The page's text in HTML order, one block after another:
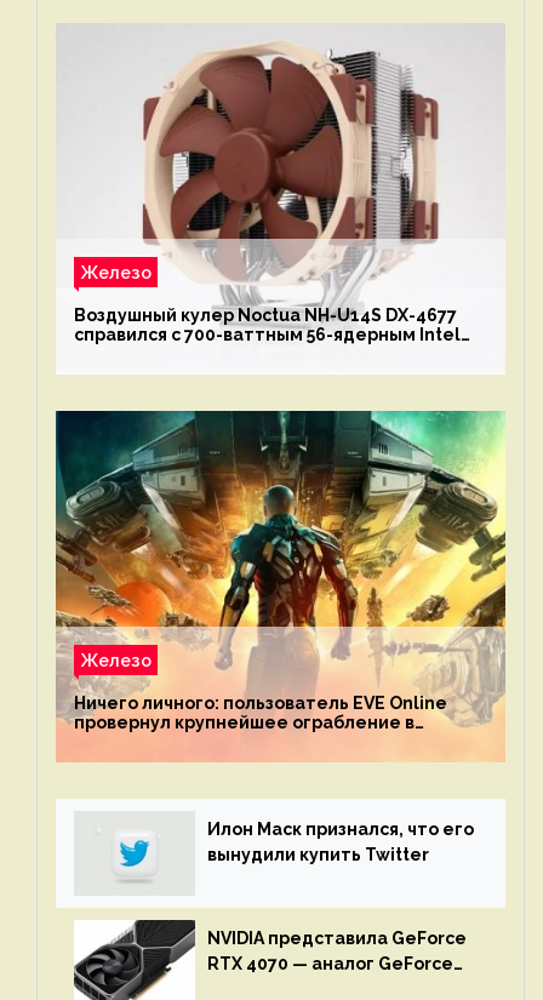
Железо
Воздушный кулер Noctua NH-U14S DX-4677
справился с 700-ваттным 56-ядерным Intel
Железо
Ничего личного: пользователь EVE Online
провернул крупнейшее ограбление в
механике
Илон Маск признался, что его
вынудили купить Twitter
NVIDIA представила GeForce
RTX 4070 — аналог GeForce